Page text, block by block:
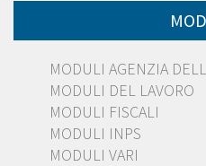
MODULI AGENZIA
MODULI DEL LAVORO
MODULI FISCALI
MODULI INPS
MODULI VARI